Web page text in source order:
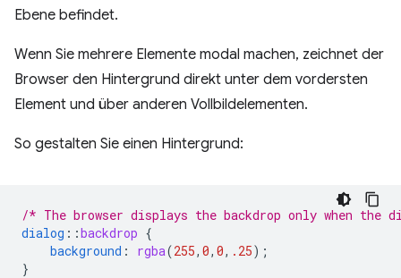
Ebene befindet.
Wenn Sie mehrere Elemente modal machen, zeichnet der
Browser den Hintergrund direkt unter dem vordersten
Element und über anderen Vollbildelementen.
So gestalten Sie einen Hintergrund:
/* The browser displays the backdrop only when the
dialog ::backdrop {
background : rgba(255, 0, 0, .25);
}